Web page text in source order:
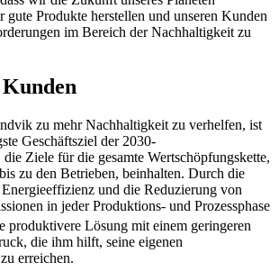
gute Produkte herstellen und unseren Kunden
im Bereich der Nachhaltigkeit zu
zu mehr Nachhaltigkeit zu verhelfen, ist
Geschäftsziel der 2030-
Ziele für die gesamte Wertschöpfungskette,
zu den Betrieben, beinhalten. Durch die
und die Reduzierung von
in jeder Produktions- und Prozessphase
produktivere Lösung mit einem geringeren
die ihm hilft, seine eigenen
erreichen.